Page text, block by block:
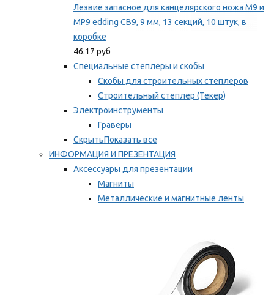
Лезвие запасное для канцелярского ножа M9 и
MP9 edding CB9, 9 мм, 13 секций, 10 штук, в
коробке
46.17 руб
Специальные степлеры и скобы
Скобы для строительных степлеров
Строительный степлер (Текер)
Электроинструменты
Граверы
СкрытьПоказать все
ИНФОРМАЦИЯ И ПРЕЗЕНТАЦИЯ
Аксессуары для презентации
Магниты
Металлические и магнитные ленты